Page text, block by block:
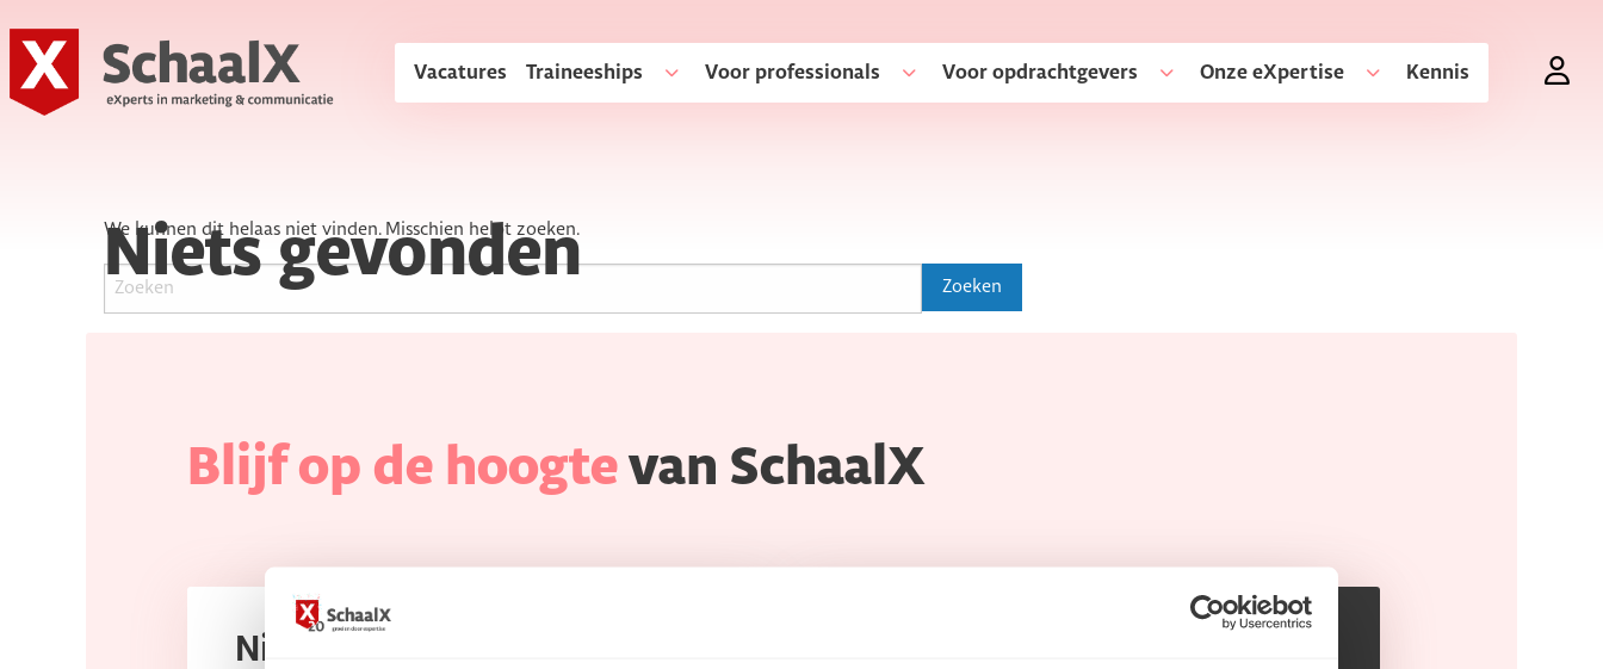
SchaalX
Vacatures Traineeships Voor professionals Voor opdrachtgevers Onze eXpertise Kennis
Niets gevonden
We kunnen dit helaas niet vinden. Misschien helpt zoeken.
Blijf op de hoogte van SchaalX
Nieuwsbrief